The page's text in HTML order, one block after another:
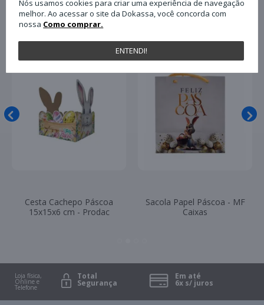
PRODUTOS RELACIONADOS
Cesta Cachepo Páscoa
15x15x6 cm - Prodac
Sacola Papel Páscoa - MF
Caixas
Loja física,
Online e
Telefone
Total
Segurança
Em até
6x s/ juros
Nós usamos cookies para criar uma experiência de navegação
melhor. Ao acessar o site da Dokassa, você concorda com
nossa Como comprar.
ENTENDI!